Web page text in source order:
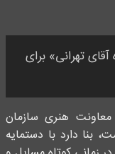
تهرانی» برای
هنری سازمان
بنا دارد با دستمایه‌